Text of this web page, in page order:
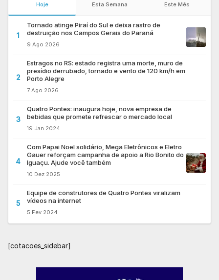
Hoje Esta Semana Este Mês
1
Tornado atinge Piraí do Sul e deixa rastro de
destruição nos Campos Gerais do Paraná
9 Ago 2026
2
Estragos no RS: estado registra uma morte, muro de
presídio derrubado, tornado e vento de 120 km/h em
Porto Alegre
7 Ago 2026
3
Quatro Pontes: inaugura hoje, nova empresa de
bebidas que promete refrescar o mercado local
19 Jan 2024
4
Com Papai Noel solidário, Mega Eletrônicos e Eletro
Gauer reforçam campanha de apoio a Rio Bonito do
Iguaçu. Ajude você também
10 Dez 2025
5
Equipe de construtores de Quatro Pontes viralizam
vídeos na internet
5 Fev 2024
[cotacoes_sidebar]